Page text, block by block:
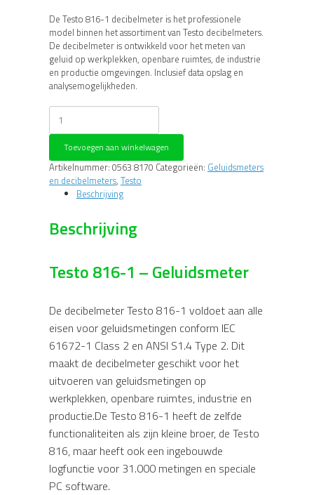
De Testo 816-1 decibelmeter is het professionele
model binnen het assortiment van Testo decibelmeters.
De decibelmeter is ontwikkeld voor het meten van
geluid op werkplekken, openbare ruimtes, de industrie
en productie omgevingen. Inclusief data opslag en
analysemogelijkheden.
Testo
816-
1
Geluidsmeter
aantal
Toevoegen aan winkelwagen
Artikelnummer: 0563 8170 Categorieën: Geluidsmeters
en decibelmeters, Testo
Beschrijving
Beschrijving
Testo 816-1 – Geluidsmeter
De decibelmeter Testo 816-1 voldoet aan alle
eisen voor geluidsmetingen conform IEC
61672-1 Class 2 en ANSI S1.4 Type 2. Dit
maakt de decibelmeter geschikt voor het
uitvoeren van geluidsmetingen op
werkplekken, openbare ruimtes, industrie en
productie.De Testo 816-1 heeft de zelfde
functionaliteiten als zijn kleine broer, de Testo
816, maar heeft ook een ingebouwde
logfunctie voor 31.000 metingen en speciale
PC software.